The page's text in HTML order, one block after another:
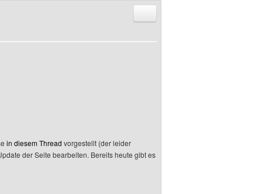
in diesem Thread vorgestellt (der leider
der Seite bearbeiten. Bereits heute gibt es